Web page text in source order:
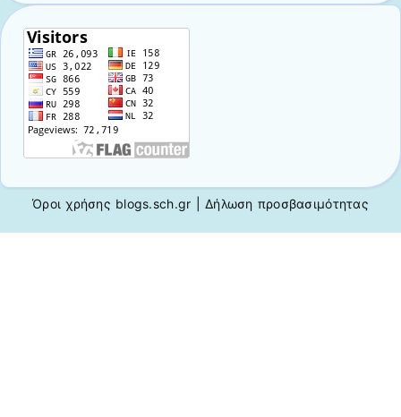
Όροι χρήσης blogs.sch.gr Δήλωση προσβασιμότητας